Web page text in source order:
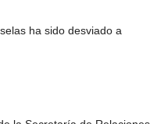
ha sido desviado a